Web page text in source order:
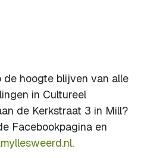
hoogte blijven van alle
in Cultureel
de Kerkstraat 3 in Mill?
Facebookpagina en
.